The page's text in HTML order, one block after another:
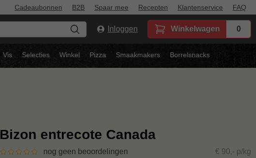
Cadeaubonnen B2B Spaar mee Recepten Klantenservice FAQ
Inloggen Winkelwagen 0
Vis Selecties Winkel Pizza Smaakmakers Borrelsnacks
Bizon entrecote Canada
nog geen beoordelingen
€ 90,- p/kg